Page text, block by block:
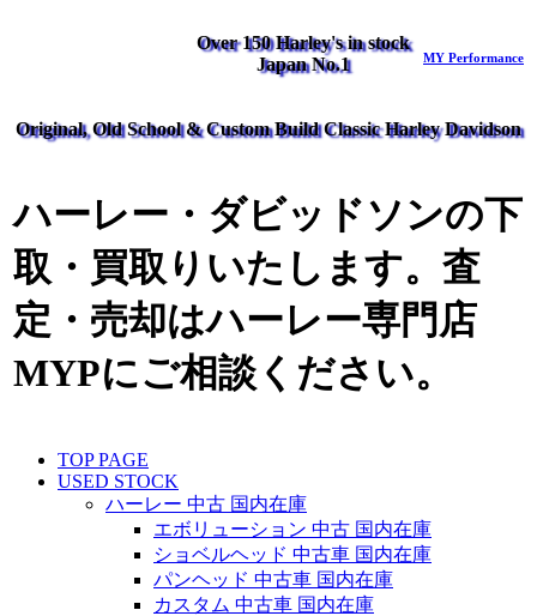
Over 150 Harley's in stock
Japan No.1
MY Performance
Original, Old School & Custom Build Classic Harley Davidson
ハーレー・ダビッドソンの下
取・買取りいたします。査
定・売却はハーレー専門店
MYPにご相談ください。
TOP PAGE
USED STOCK
ハーレー 中古 国内在庫
エボリューション 中古 国内在庫
ショベルヘッド 中古車 国内在庫
パンヘッド 中古車 国内在庫
カスタム 中古車 国内在庫